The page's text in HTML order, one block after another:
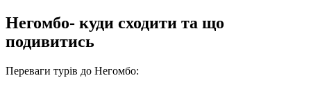
Негомбо- куди сходити та що
подивитись
Переваги турів до Негомбо: